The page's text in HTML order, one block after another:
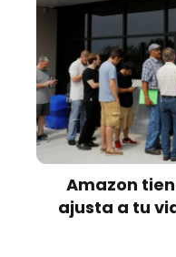
Amazon
ajusta a tu